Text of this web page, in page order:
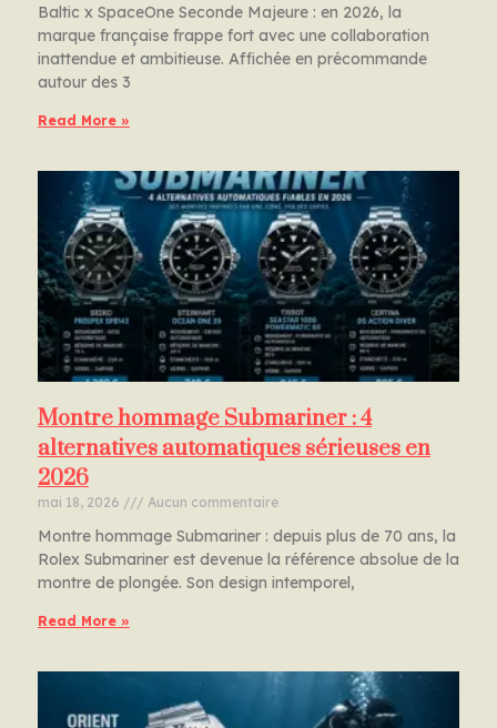
Baltic x SpaceOne Seconde Majeure : en 2026, la
marque française frappe fort avec une collaboration
inattendue et ambitieuse. Affichée en précommande
autour des 3
Read More »
Montre hommage Submariner : 4
alternatives automatiques sérieuses en
2026
mai 18, 2026 Aucun commentaire
Montre hommage Submariner : depuis plus de 70 ans, la
Rolex Submariner est devenue la référence absolue de la
montre de plongée. Son design intemporel,
Read More »